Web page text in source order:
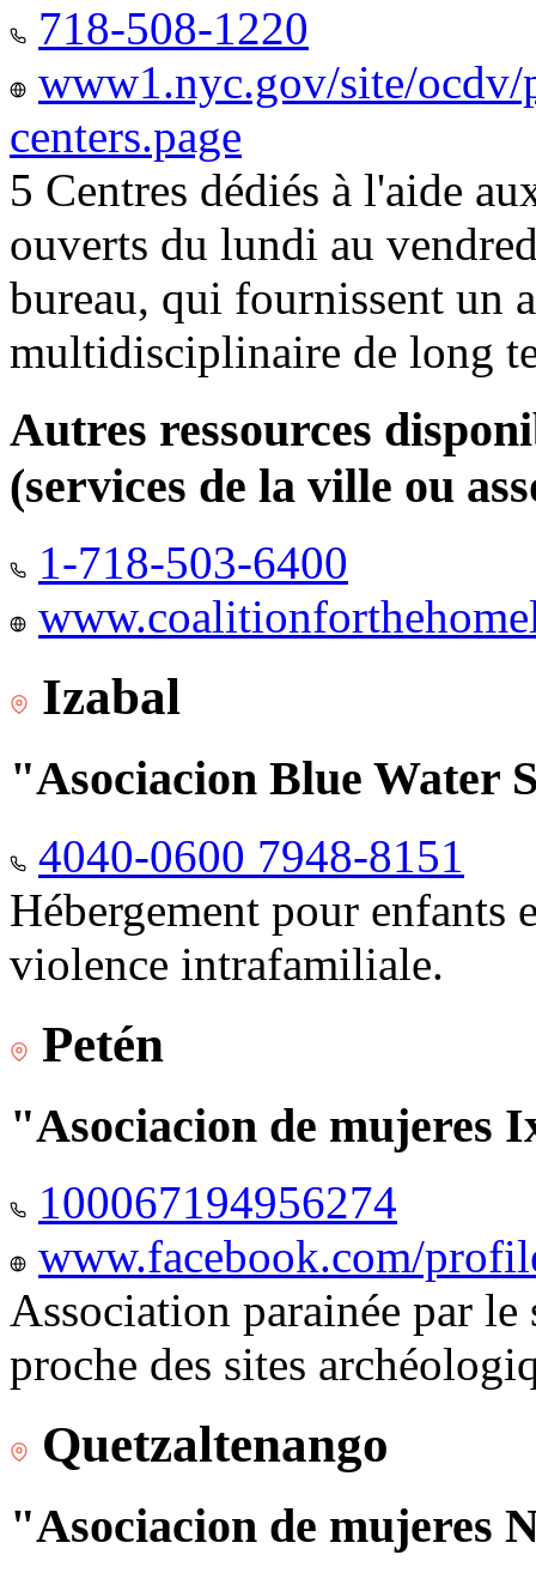
718-508-1220
www1.nyc.gov/site/
centers.page
5 Centres dédiés à l'aide
ouverts du lundi au
bureau, qui fournissent un
multidisciplinaire de long
Autres ressources
(services de la ville ou
1-718-503-6400
Izabal
"Asociacion Blue Water
4040-0600 7948-8151
Hébergement pour enfants
violence intrafamiliale.
Petén
"Asociacion de mujeres
100067194956274
www.facebook.com/
Association parainée par
proche des sites
Quetzaltenango
"Asociacion de mujeres